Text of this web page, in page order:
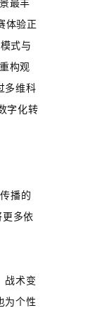
最丰
体验正
式与
构观
多维科
字化转
播的
多依
战术变
为个性